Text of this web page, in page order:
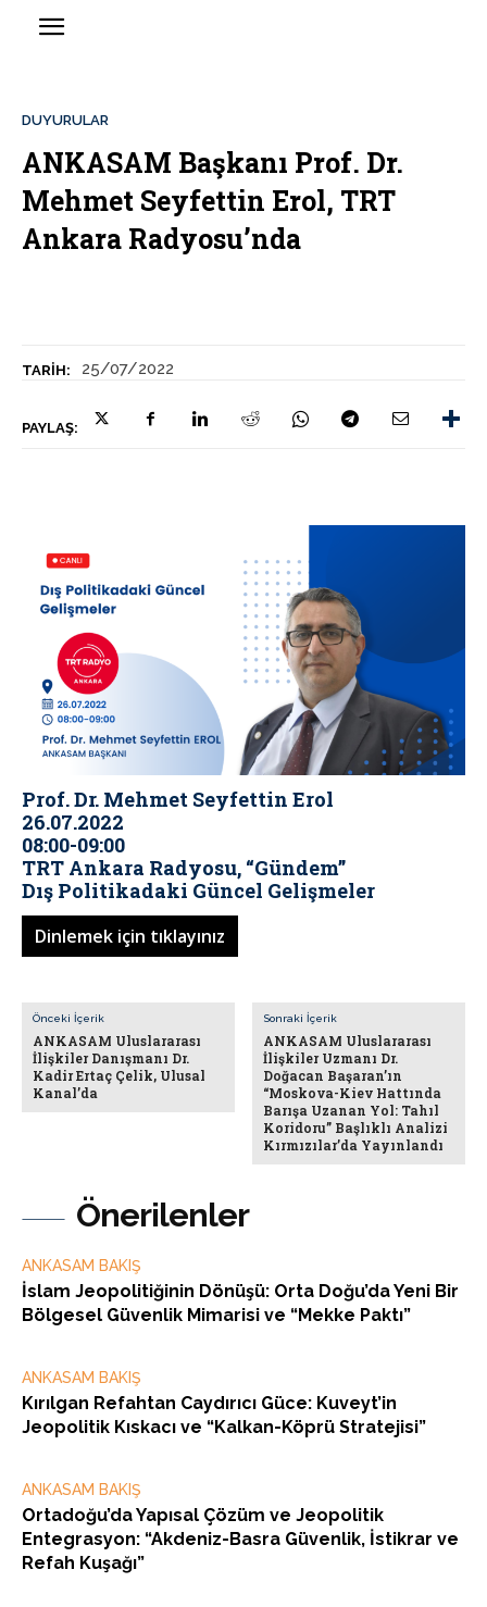
TARIH: 25/07/2022
PAYLAŞ:
DUYURULAR
ANKASAM Başkanı Prof. Dr.
Mehmet Seyfettin Erol, TRT
Ankara Radyosu’nda
Önerilenler
ANKASAM BAKIŞ
İslam Jeopolitiğinin Dönüşü: Orta Doğu’da Yeni Bir
Bölgesel Güvenlik Mimarisi ve “Mekke Paktı”
ANKASAM BAKIŞ
Kırılgan Refahtan Caydırıcı Güce: Kuveyt’in
Jeopolitik Kıskacı ve “Kalkan-Köprü Stratejisi”
ANKASAM BAKIŞ
Ortadoğu’da Yapısal Çözüm ve Jeopolitik
Entegrasyon: “Akdeniz-Basra Güvenlik, İstikrar ve
Refah Kuşağı”
Prof. Dr. Mehmet Seyfettin Erol
26.07.2022
08:00-09:00
TRT Ankara Radyosu, “Gündem”
Dış Politikadaki Güncel Gelişmeler
Dinlemek için tıklayınız
Önceki İçerik
ANKASAM Uluslararası
İlişkiler Danışmanı Dr.
Kadir Ertaç Çelik, Ulusal
Kanal’da
Sonraki İçerik
ANKASAM Uluslararası
İlişkiler Uzmanı Dr.
Doğacan Başaran’ın
“Moskova-Kiev Hattında
Barışa Uzanan Yol: Tahıl
Koridoru” Başlıklı Analizi
Kırmızılar’da Yayınlandı